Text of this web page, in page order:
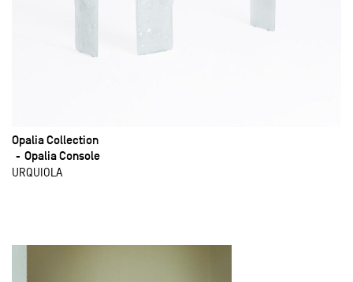
Opalia Collection
Opalia Console
URQUIOLA